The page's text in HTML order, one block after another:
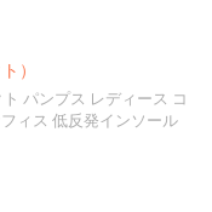
）
パンプス レディース コ
ィス 低反発インソール